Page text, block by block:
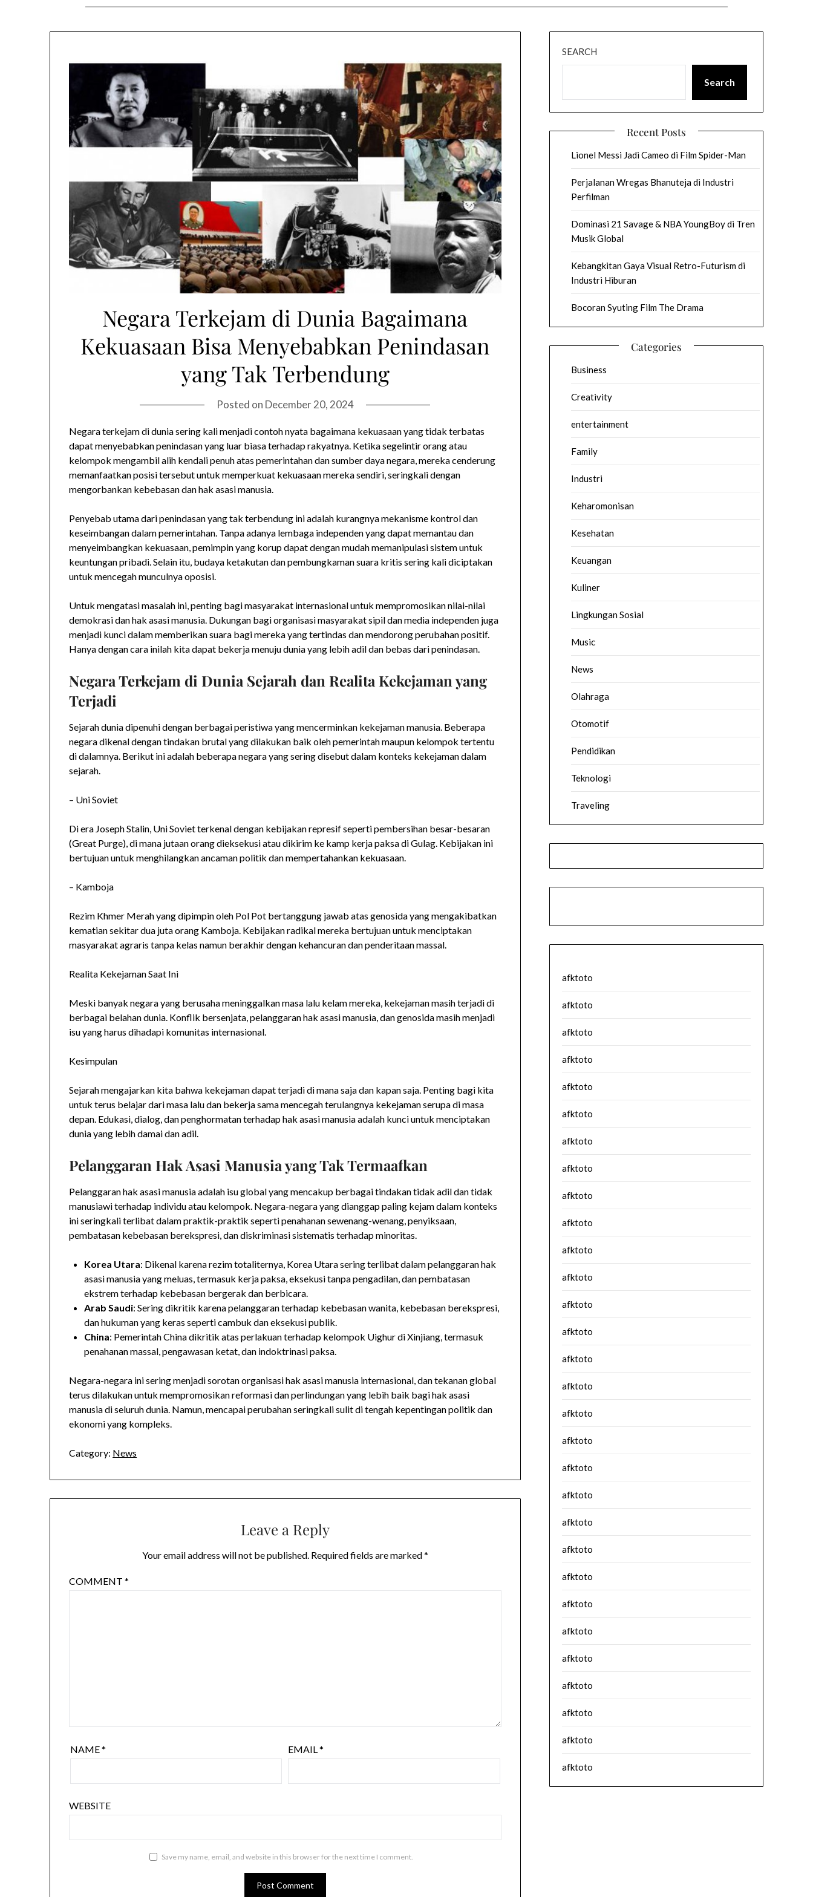
Negara Terkejam di Dunia Bagaimana
Kekuasaan Bisa Menyebabkan Penindasan
yang Tak Terbendung
Posted on December 20, 2024
Negara terkejam di dunia sering kali menjadi contoh nyata bagaimana kekuasaan yang tidak terbatas
dapat menyebabkan penindasan yang luar biasa terhadap rakyatnya. Ketika segelintir orang atau
kelompok mengambil alih kendali penuh atas pemerintahan dan sumber daya negara, mereka cenderung
memanfaatkan posisi tersebut untuk memperkuat kekuasaan mereka sendiri, seringkali dengan
mengorbankan kebebasan dan hak asasi manusia.
Penyebab utama dari penindasan yang tak terbendung ini adalah kurangnya mekanisme kontrol dan
keseimbangan dalam pemerintahan. Tanpa adanya lembaga independen yang dapat memantau dan
menyeimbangkan kekuasaan, pemimpin yang korup dapat dengan mudah memanipulasi sistem untuk
keuntungan pribadi. Selain itu, budaya ketakutan dan pembungkaman suara kritis sering kali diciptakan
untuk mencegah munculnya oposisi.
Untuk mengatasi masalah ini, penting bagi masyarakat internasional untuk mempromosikan nilai-nilai
demokrasi dan hak asasi manusia. Dukungan bagi organisasi masyarakat sipil dan media independen juga
menjadi kunci dalam memberikan suara bagi mereka yang tertindas dan mendorong perubahan positif.
Hanya dengan cara inilah kita dapat bekerja menuju dunia yang lebih adil dan bebas dari penindasan.
Negara Terkejam di Dunia Sejarah dan Realita Kekejaman yang
Terjadi
Sejarah dunia dipenuhi dengan berbagai peristiwa yang mencerminkan kekejaman manusia. Beberapa
negara dikenal dengan tindakan brutal yang dilakukan baik oleh pemerintah maupun kelompok tertentu
di dalamnya. Berikut ini adalah beberapa negara yang sering disebut dalam konteks kekejaman dalam
sejarah.
– Uni Soviet
Di era Joseph Stalin, Uni Soviet terkenal dengan kebijakan represif seperti pembersihan besar-besaran
(Great Purge), di mana jutaan orang dieksekusi atau dikirim ke kamp kerja paksa di Gulag. Kebijakan ini
bertujuan untuk menghilangkan ancaman politik dan mempertahankan kekuasaan.
– Kamboja
Rezim Khmer Merah yang dipimpin oleh Pol Pot bertanggung jawab atas genosida yang mengakibatkan
kematian sekitar dua juta orang Kamboja. Kebijakan radikal mereka bertujuan untuk menciptakan
masyarakat agraris tanpa kelas namun berakhir dengan kehancuran dan penderitaan massal.
Realita Kekejaman Saat Ini
Meski banyak negara yang berusaha meninggalkan masa lalu kelam mereka, kekejaman masih terjadi di
berbagai belahan dunia. Konflik bersenjata, pelanggaran hak asasi manusia, dan genosida masih menjadi
isu yang harus dihadapi komunitas internasional.
Kesimpulan
Sejarah mengajarkan kita bahwa kekejaman dapat terjadi di mana saja dan kapan saja. Penting bagi kita
untuk terus belajar dari masa lalu dan bekerja sama mencegah terulangnya kekejaman serupa di masa
depan. Edukasi, dialog, dan penghormatan terhadap hak asasi manusia adalah kunci untuk menciptakan
dunia yang lebih damai dan adil.
Pelanggaran Hak Asasi Manusia yang Tak Termaafkan
Pelanggaran hak asasi manusia adalah isu global yang mencakup berbagai tindakan tidak adil dan tidak
manusiawi terhadap individu atau kelompok. Negara-negara yang dianggap paling kejam dalam konteks
ini seringkali terlibat dalam praktik-praktik seperti penahanan sewenang-wenang, penyiksaan,
pembatasan kebebasan berekspresi, dan diskriminasi sistematis terhadap minoritas.
Korea Utara: Dikenal karena rezim totaliternya, Korea Utara sering terlibat dalam pelanggaran hak
asasi manusia yang meluas, termasuk kerja paksa, eksekusi tanpa pengadilan, dan pembatasan
ekstrem terhadap kebebasan bergerak dan berbicara.
Arab Saudi: Sering dikritik karena pelanggaran terhadap kebebasan wanita, kebebasan berekspresi,
dan hukuman yang keras seperti cambuk dan eksekusi publik.
China: Pemerintah China dikritik atas perlakuan terhadap kelompok Uighur di Xinjiang, termasuk
penahanan massal, pengawasan ketat, dan indoktrinasi paksa.
Negara-negara ini sering menjadi sorotan organisasi hak asasi manusia internasional, dan tekanan global
terus dilakukan untuk mempromosikan reformasi dan perlindungan yang lebih baik bagi hak asasi
manusia di seluruh dunia. Namun, mencapai perubahan seringkali sulit di tengah kepentingan politik dan
ekonomi yang kompleks.
Category: News
Leave a Reply
Your email address will not be published. Required fields are marked*
COMMENT*
NAME* EMAIL*
WEBSITE
Save my name, email, and website in this browser for the next time I comment.
SEARCH
Search
Recent Posts
Lionel Messi Jadi Cameo di Film Spider-Man
Perjalanan Wregas Bhanuteja di Industri
Perfilman
Dominasi 21 Savage & NBA YoungBoy di Tren
Musik Global
Kebangkitan Gaya Visual Retro-Futurism di
Industri Hiburan
Bocoran Syuting Film The Drama
Categories
Business
Creativity
entertainment
Family
Industri
Keharomonisan
Kesehatan
Keuangan
Kuliner
Lingkungan Sosial
Music
News
Olahraga
Otomotif
Pendidikan
Teknologi
Traveling
afktoto
afktoto
afktoto
afktoto
afktoto
afktoto
afktoto
afktoto
afktoto
afktoto
afktoto
afktoto
afktoto
afktoto
afktoto
afktoto
afktoto
afktoto
afktoto
afktoto
afktoto
afktoto
afktoto
afktoto
afktoto
afktoto
afktoto
afktoto
afktoto
afktoto